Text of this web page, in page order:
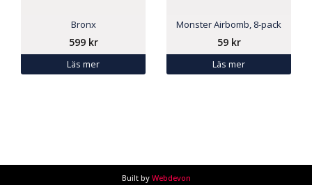
Bronx
599 kr
Läs mer
Monster Airbomb, 8-pack
59 kr
Läs mer
Built by Webdevon